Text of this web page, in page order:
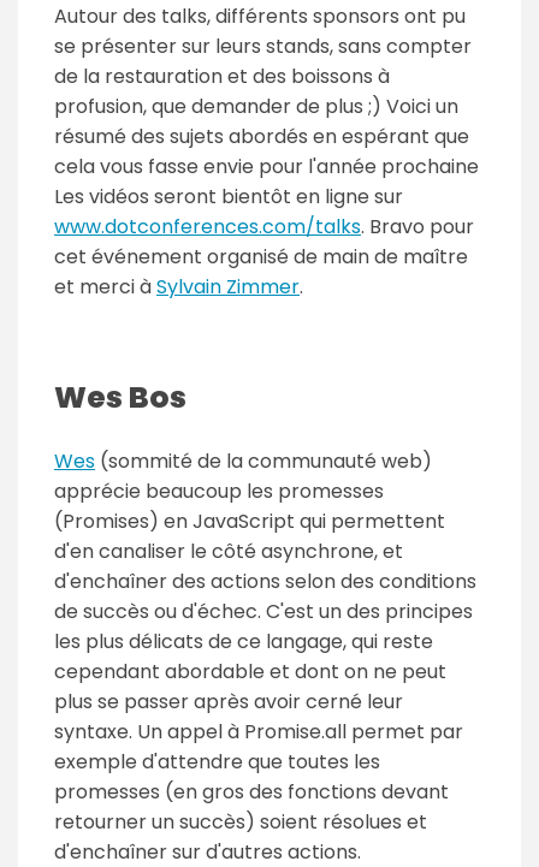
Autour des talks, différents sponsors ont pu
se présenter sur leurs stands, sans compter
de la restauration et des boissons à
profusion, que demander de plus ;) Voici un
résumé des sujets abordés en espérant que
cela vous fasse envie pour l'année prochaine
Les vidéos seront bientôt en ligne sur
www.dotconferences.com/talks. Bravo pour
cet événement organisé de main de maître
et merci àSylvain Zimmer.
Wes Bos
Wes (sommité de la communauté web)
apprécie beaucoup les promesses
(Promises) en JavaScript qui permettent
d'en canaliser le côté asynchrone, et
d'enchaîner des actions selon des conditions
de succès ou d'échec. C'est un des principes
les plus délicats de ce langage, qui reste
cependant abordable et dont on ne peut
plus se passer après avoir cerné leur
syntaxe. Un appel à Promise.all permet par
exemple d'attendre que toutes les
promesses (en gros des fonctions devant
retourner un succès) soient résolues et
d'enchaîner sur d'autres actions.